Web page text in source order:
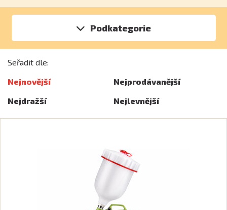
Podkategorie
Seřadit dle:
Nejnovější
Nejprodávanější
Nejdražší
Nejlevnější